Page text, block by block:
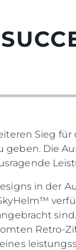
Sieg
geben. Die
in der
Retro-